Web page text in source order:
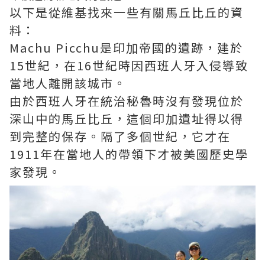
以下是從維基找來一些有關馬丘比丘的資
料：
Machu Picchu是印加帝國的遺跡，建於
15世紀，在16世紀時因西班人牙入侵導致
當地人離開該城市。
由於西班人牙在統治秘魯時沒有發現位於
深山中的馬丘比丘，這個印加遺址得以得
到完整的保存。隔了多個世紀，它才在
1911年在當地人的帶領下才被美國歷史學
家發現。